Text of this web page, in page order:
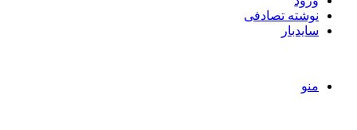
نوشته تصادفی
سایدبار
منو